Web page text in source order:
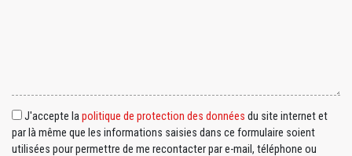
J'accepte lapolitique de protection des données du site internet et
par là même que les informations saisies dans ce formulaire soient
utilisées pour permettre de me recontacter par e-mail, téléphone ou